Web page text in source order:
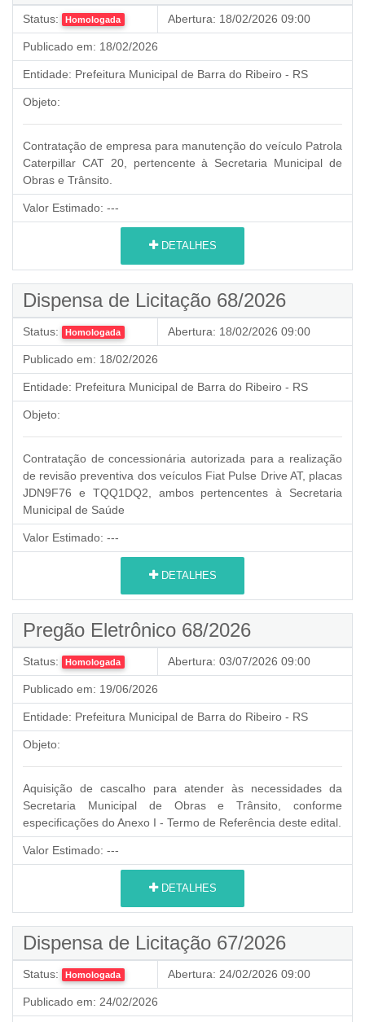
Status: Homologada Abertura: 18/02/2026 09:00
Publicado em: 18/02/2026
Entidade: Prefeitura Municipal de Barra do Ribeiro - RS
Objeto:
Contratação de empresa para manutenção do veículo Patrola
Caterpillar CAT 20, pertencente à Secretaria Municipal de
Obras e Trânsito.
Valor Estimado: ---
DETALHES
Dispensa de Licitação 68/2026
Status: Homologada Abertura: 18/02/2026 09:00
Publicado em: 18/02/2026
Entidade: Prefeitura Municipal de Barra do Ribeiro - RS
Objeto:
Contratação de concessionária autorizada para a realização
de revisão preventiva dos veículos Fiat Pulse Drive AT, placas
JDN9F76 e TQQ1DQ2, ambos pertencentes à Secretaria
Municipal de Saúde
Valor Estimado: ---
DETALHES
Pregão Eletrônico 68/2026
Status: Homologada Abertura: 03/07/2026 09:00
Publicado em: 19/06/2026
Entidade: Prefeitura Municipal de Barra do Ribeiro - RS
Objeto:
Aquisição de cascalho para atender às necessidades da
Secretaria Municipal de Obras e Trânsito, conforme
especificações do Anexo I - Termo de Referência deste edital.
Valor Estimado: ---
DETALHES
Dispensa de Licitação 67/2026
Status: Homologada Abertura: 24/02/2026 09:00
Publicado em: 24/02/2026